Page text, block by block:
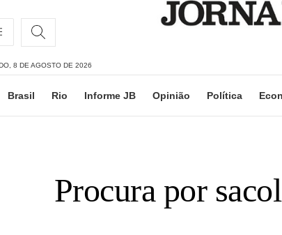
8 DE AGOSTO DE 2026
Brasil Rio Informe JB Opinião Política
Procura por